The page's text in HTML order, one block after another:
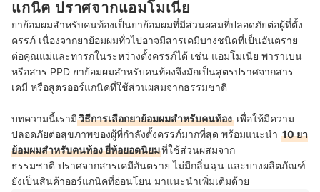
แกนิค ปราศจากแอมโมเนีย
ยาย้อมผมสำหรับคนท้องเป็นยาย้อมผมที่มีส่วนผสมที่ปลอดภัยต่อผู้ที่ตั้ง
ครรภ์ เนื่องจากยาย้อมผมทั่วไปอาจมีสารเคมีบางชนิดที่เป็นอันตราย
ต่อคุณแม่และทารกในระหว่างตั้งครรภ์ได้ เช่น แอมโมเนีย พาราเบน
หรือสาร PPD ยาย้อมผมสำหรับคนท้องจึงมักเป็นสูตรปราศจากสาร
เคมี หรือสูตรออร์แกนิคที่ใช้ส่วนผสมจากธรรมชาติ
บทความนี้เรามีวิธีการเลือกยาย้อมผมสำหรับคนท้อง เพื่อให้มีความ
ปลอดภัยต่อสุขภาพของผู้ที่กำลังตั้งครรภ์มากที่สุด พร้อมแนะนำ 10 ยา
ย้อมผมสำหรับคนท้อง ยี่ห้อยอดนิยมที่ใช้ส่วนผสมจาก
ธรรมชาติ ปราศจากสารเคมีอันตราย ไม่มีกลิ่นฉุน และบางผลิตภัณฑ์
ยังเป็นสินค้าออร์แกนิคที่อ่อนโยน มาแนะนำเพิ่มเติมด้วย